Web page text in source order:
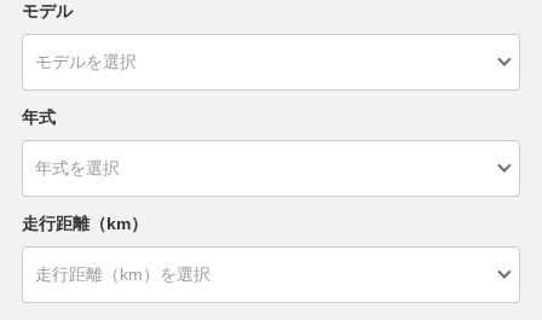
モデル
年式
走行距離（km）